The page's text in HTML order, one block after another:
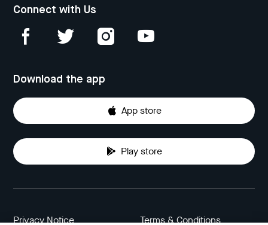
Connect with Us
Download the app
App store
Play store
Privacy Notice Terms & Conditions